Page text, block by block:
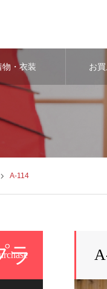
物・衣装 お
A-114
ラ